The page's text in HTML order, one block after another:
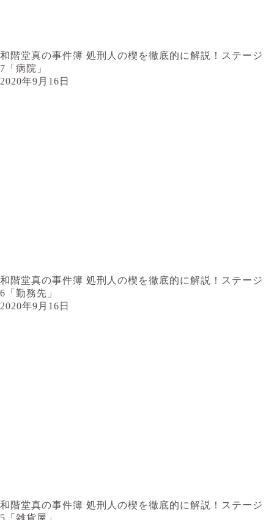
和階堂真の事件簿 処刑人の楔を徹底的に解説！ステージ
7「病院」
2020年9月16日
和階堂真の事件簿 処刑人の楔を徹底的に解説！ステージ
6「勤務先」
2020年9月16日
和階堂真の事件簿 処刑人の楔を徹底的に解説！ステージ
5「雑貨屋」